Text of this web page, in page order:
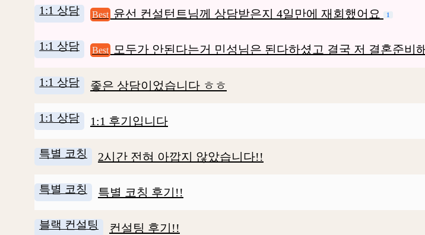
1:1 상담 Best 윤선 컨설턴트님께 상담받은지 4일만에 재회했어요 1
1:1 상담 Best 모두가 안된다는거 민성님은 된다하셨고 결국 저 결혼준비
1:1 상담 좋은 상담이었습니다 ㅎㅎ
1:1 상담 1:1 후기입니다
특별 코칭 2시간 전혀 아깝지 않았습니다!!
특별 코칭 특별 코칭 후기!!
블랙 컨설팅 컨설팅 후기!!